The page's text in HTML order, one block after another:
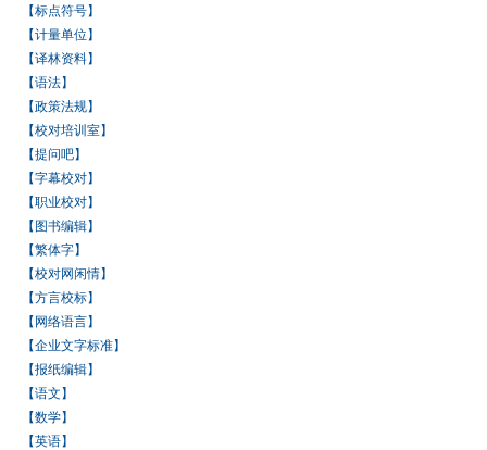
【标点符号】
【计量单位】
【译林资料】
【语法】
【政策法规】
【校对培训室】
【提问吧】
【字幕校对】
【职业校对】
【图书编辑】
【繁体字】
【校对网闲情】
【方言校标】
【网络语言】
【企业文字标准】
【报纸编辑】
【语文】
【数学】
【英语】